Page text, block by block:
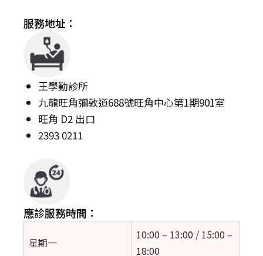
服務地址：
王學勤診所
九龍旺角彌敦道688號旺角中心第1期901室
旺角 D2 出口
2393 0211
應診服務時間：
星期一
10:00 – 13:00 / 15:00 –
18:00